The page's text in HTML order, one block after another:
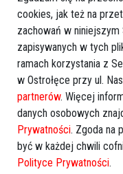
Co prawda mogłaby
sprawy sędziów
uznał, że biorąc pod
i fakt, o jakie czyny
do orzekania sędziów
wymiaru
Najwyższego o
równorzędnemu.
cookies, jak też na
zachowań w
zapisywanych w tych
ramach korzystania z
w Ostrołęce przy ul.
partnerów. Więcej
danych osobowych
Prywatności. Zgoda na
być w każdej chwili
Polityce Prywatności.